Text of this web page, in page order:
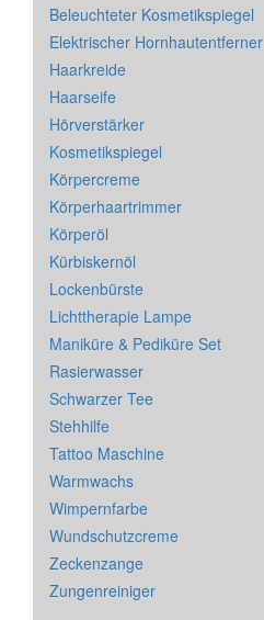
Beleuchteter Kosmetikspiegel
Elektrischer Hornhautentferner
Haarkreide
Haarseife
Hörverstärker
Kosmetikspiegel
Körpercreme
Körperhaartrimmer
Körperöl
Kürbiskernöl
Lockenbürste
Lichttherapie Lampe
Maniküre & Pediküre Set
Rasierwasser
Schwarzer Tee
Stehhilfe
Tattoo Maschine
Warmwachs
Wimpernfarbe
Wundschutzcreme
Zeckenzange
Zungenreiniger